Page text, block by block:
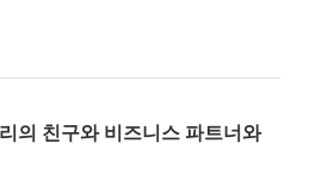
의 친구와 비즈니스 파트너와